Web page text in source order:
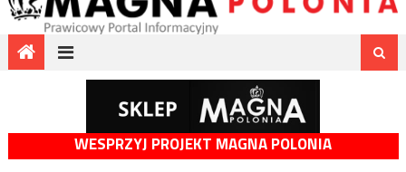
WESPRZYJ PROJEKT MAGNA POLONIA